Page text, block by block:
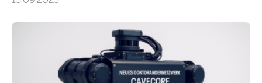
Lösungsweg ist inspiriert vom menschlichen Gehirn. Die
stellt die heutige Computertechnik vor
Herausforderungen. Herkömmliche Silizium-
Prozessoren stoßen an ihre Grenzen: Sie verbrauchen
viel Energie, die Speicher- und Verarbeitungseinheiten